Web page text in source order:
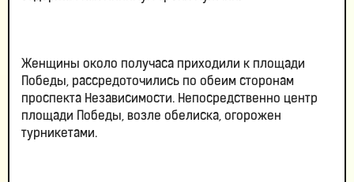
Женщины около получаса приходили к площади
Победы, рассредоточились по обеим сторонам
проспекта Независимости. Непосредственно центр
площади Победы, возле обелиска, огорожен
турникетами.